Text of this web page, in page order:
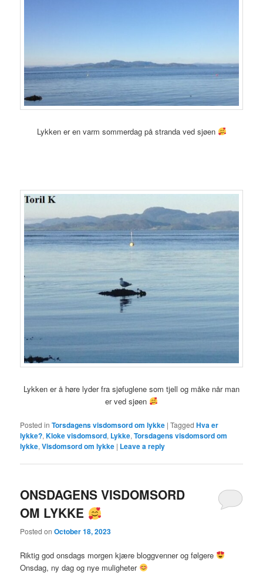
Lykken er en varm sommerdag på stranda ved sjøen
Lykken er å høre lyder fra sjøfuglene som tjell og måke når man
er ved sjøen
Posted in Torsdagens visdomsord om lykke |Tagged Hva er
lykke?,Kloke visdomsord, Lykke,Torsdagens visdomsord om
lykke,Visdomsord om lykke | Leave a reply
ONSDAGENS VISDOMSORD
OM LYKKE
Posted onOctober 18, 2023
Riktig god onsdags morgen kjære bloggvenner og følgere
Onsdag, ny dag og nye muligheter